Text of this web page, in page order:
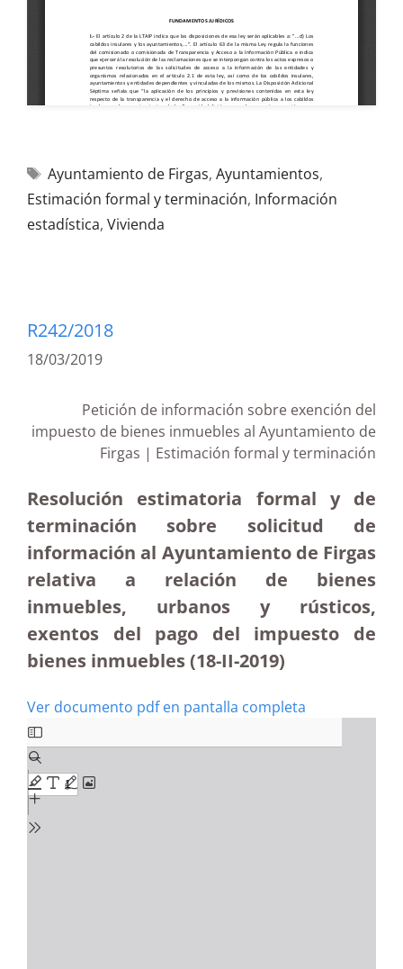
Ayuntamiento de Firgas, Ayuntamientos,
Estimación formal y terminación, Información
estadística, Vivienda
R242/2018
18/03/2019
Petición de información sobre exención del
impuesto de bienes inmuebles al Ayuntamiento de
Firgas | Estimación formal y terminación
Resolución estimatoria formal y de
terminación sobre solicitud de
información al Ayuntamiento de Firgas
relativa a relación de bienes
inmuebles, urbanos y rústicos,
exentos del pago del impuesto de
bienes inmuebles (18-II-2019)
Ver documento pdf en pantalla completa